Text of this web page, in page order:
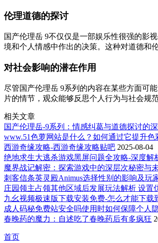
伦理道德的探讨
国产伦理岳 9不仅仅是一部娱乐性很强的影
境和个人情感中作出的决策。这种对道德和
对社会影响的潜在作用
尽管国产伦理岳 9系列的内容在某些方面可
片的情节，观众能够反思个人行为与社会规
相关文章
国产伦理岳-9系列：情感纠葛与道德探讨的
www.51色萝网站是什么？如何通过它提升色
西游奇缘攻略-西游奇缘攻略贴吧 2025-08-04
绝地求生大逃杀游戏黑屏问题全攻略-深度解
魔界战记解密：探索游戏中的深层次秘密与
刺客信条英灵殿Animus选择性别的影响及玩
庄园领主占领其他区域后发展玩法解析 设置
九幺视频极速版下载安装免费-怎么才能下载
成人码秘免费站安全吗使用时如何保障个人
春晚药的魔力：自述吃了春晚药后有多疯狂
首页